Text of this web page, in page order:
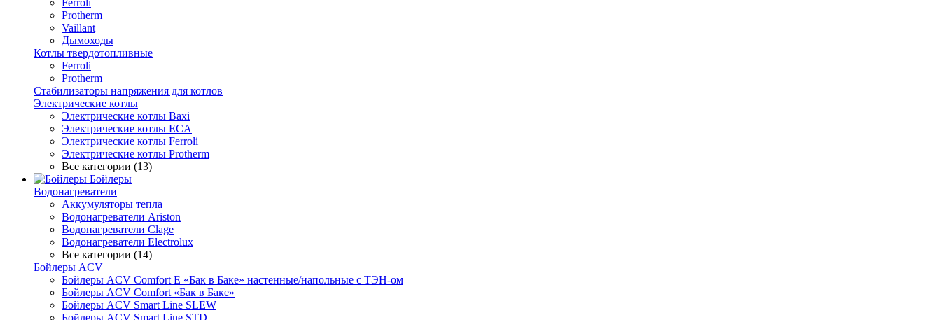
Ferroli
Protherm
Vaillant
Дымоходы
Котлы твердотопливные
Ferroli
Protherm
Стабилизаторы напряжения для котлов
Электрические котлы
Электрические котлы Baxi
Электрические котлы ECA
Электрические котлы Ferroli
Электрические котлы Protherm
Все категории (13)
Бойлеры
Водонагреватели
Аккумуляторы тепла
Водонагреватели Ariston
Водонагреватели Clage
Водонагреватели Electrolux
Все категории (14)
Бойлеры ACV
Бойлеры ACV Comfort E «Бак в Баке» настенные/напольные c ТЭН-ом
Бойлеры ACV Comfort «Бак в Баке»
Бойлеры ACV Smart Line SLEW
Бойлеры ACV Smart Line STD